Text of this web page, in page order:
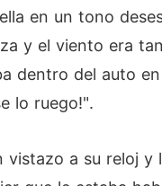
en un tono
y el viento era
dentro del auto
lo ruego!".
a su reloj